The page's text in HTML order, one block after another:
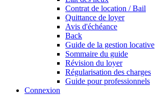
Contrat de location / Bail
Quittance de loyer
Avis d'échéance
Back
Guide de la gestion locative
Sommaire du guide
Révision du loyer
Régularisation des charges
Guide pour professionnels
Connexion